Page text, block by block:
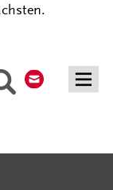
Suche